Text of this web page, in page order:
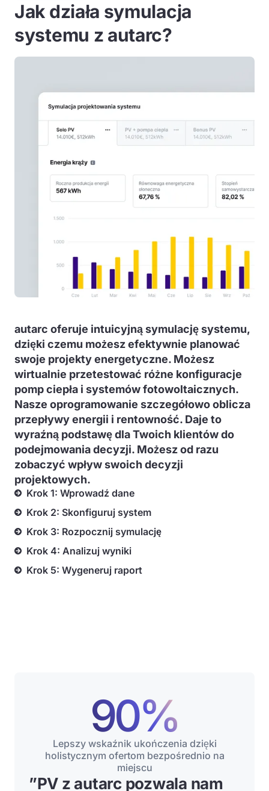
Jak działa symulacja
systemu z autarc?
autarc oferuje intuicyjną symulację systemu,
dzięki czemu możesz efektywnie planować
swoje projekty energetyczne. Możesz
wirtualnie przetestować różne konfiguracje
pomp ciepła i systemów fotowoltaicznych.
Nasze oprogramowanie szczegółowo oblicza
przepływy energii i rentowność. Daje to
wyraźną podstawę dla Twoich klientów do
podejmowania decyzji. Możesz od razu
zobaczyć wpływ swoich decyzji
projektowych.
Krok 1: Wprowadź dane
Krok 2: Skonfiguruj system
Krok 3: Rozpocznij symulację
Krok 4: Analizuj wyniki
Krok 5: Wygeneruj raport
90%
Lepszy wskaźnik ukończenia dzięki
holistycznym ofertom bezpośrednio na
miejscu
”PV z autarc pozwala nam